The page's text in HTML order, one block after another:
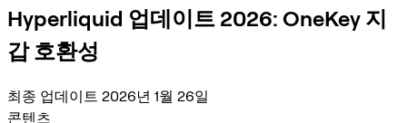
Hyperliquid 업데이트 2026: OneKey 지
갑 호환성
최종 업데이트 2026년 1월 26일
콘텐츠